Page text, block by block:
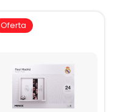
Oferta